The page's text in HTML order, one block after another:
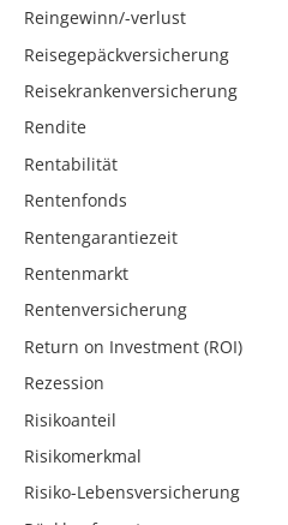
Reingewinn/-verlust
Reisegepäckversicherung
Reisekrankenversicherung
Rendite
Rentabilität
Rentenfonds
Rentengarantiezeit
Rentenmarkt
Rentenversicherung
Return on Investment (ROI)
Rezession
Risikoanteil
Risikomerkmal
Risiko-Lebensversicherung